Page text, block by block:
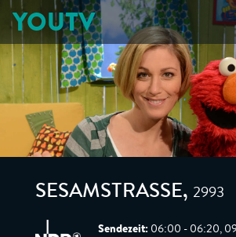
YOUTV
SESAMSTRASSE , 2993
Sendezeit: 06:00 - 06:20,